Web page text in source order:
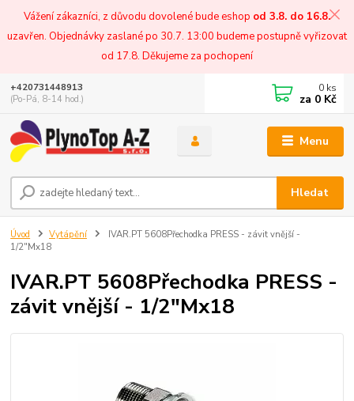
Vážení zákazníci, z důvodu dovolené bude eshop od 3.8. do 16.8.
uzavřen. Objednávky zaslané po 30.7. 13:00 budeme postupně vyřizovat
od 17.8. Děkujeme za pochopení
Menu
Hledat
+420731448913
(Po-Pá, 8-14 hod.)
0 ks
za 0 Kč
Úvod Vytápění
IVAR.PT 5608Přechodka PRESS - závit vnější -
1/2"Mx18
IVAR.PT 5608Přechodka PRESS -
závit vnější - 1/2"Mx18